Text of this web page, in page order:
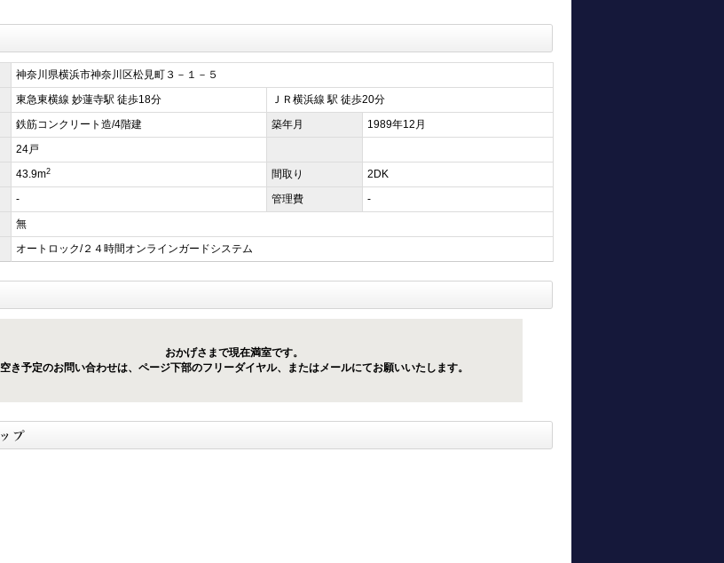
神奈川県横浜市神奈川区松見町３－１－５
東急東横線 妙蓮寺駅 徒歩18分
ＪＲ横浜線 駅 徒歩20分
鉄筋コンクリート造/4階建 築年月
1989年12月
24戸
43.9m2 間取り
2DK
- 管理費
-
無
オートロック/２４時間オンラインガードシステム
おかげさまで現在満室です。
空き予定のお問い合わせは、ページ下部のフリーダイヤル、またはメールにてお願いいたします。